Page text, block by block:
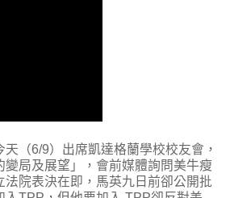
（6/9）出席凱達格蘭學校校友會，
變局及展望」，會前媒體詢問美牛瘦
法院表決在即，馬英九日前卻公開批